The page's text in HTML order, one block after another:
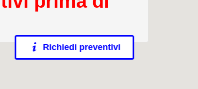
Richiedi preventivi